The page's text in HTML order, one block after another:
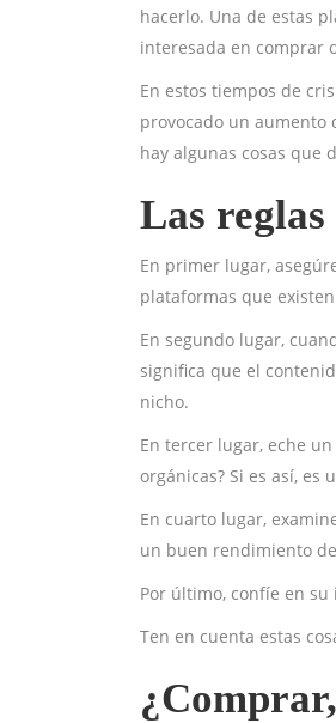
hacerlo. Una de estas
interesada en comprar
En estos tiempos de
provocado un aumento
hay algunas cosas que
Las reglas
En primer lugar,
plataformas que
En segundo lugar,
significa que el
nicho.
En tercer lugar, eche
orgánicas? Si es así,
En cuarto lugar,
un buen rendimiento
Por último, confíe en
Ten en cuenta estas